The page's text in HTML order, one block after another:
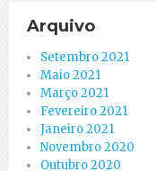
Arquivo
Setembro 2021
Maio 2021
Março 2021
Fevereiro 2021
Janeiro 2021
Novembro 2020
Outubro 2020